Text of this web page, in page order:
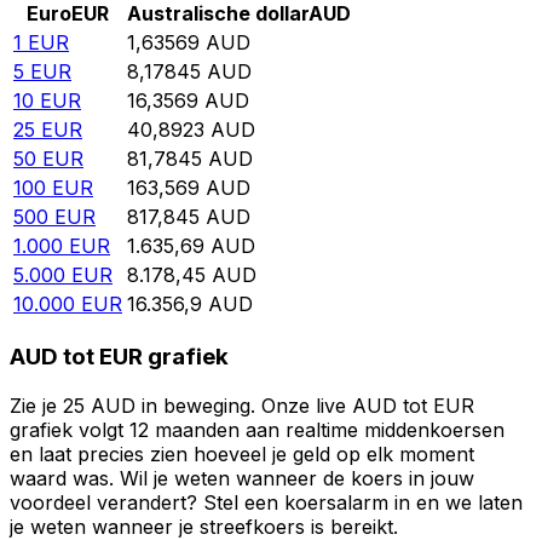
EuroEUR Australische dollarAUD
1 EUR 1,63569 AUD
5 EUR 8,17845 AUD
10 EUR 16,3569 AUD
25 EUR 40,8923 AUD
50 EUR 81,7845 AUD
100 EUR 163,569 AUD
500 EUR 817,845 AUD
1.000 EUR 1.635,69 AUD
5.000 EUR 8.178,45 AUD
10.000 EUR 16.356,9 AUD
AUD tot EUR grafiek
Zie je 25 AUD in beweging. Onze live AUD tot EUR
grafiek volgt 12 maanden aan realtime middenkoersen
en laat precies zien hoeveel je geld op elk moment
waard was. Wil je weten wanneer de koers in jouw
voordeel verandert? Stel een koersalarm in en we laten
je weten wanneer je streefkoers is bereikt.